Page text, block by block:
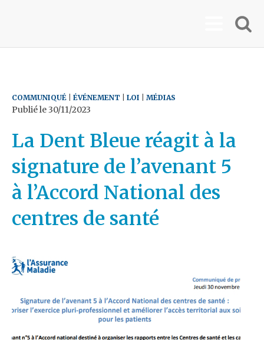
COMMUNIQUÉ ÉVÉNEMENT LOI MÉDIAS
Publié le30/11/2023
La Dent Bleue réagit à la
signature de l’avenant 5
à l’Accord National des
centres de santé